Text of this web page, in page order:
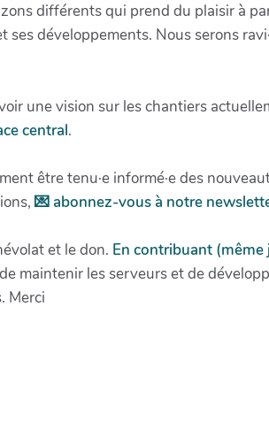
différents qui prend du plaisir à
ses développements. Nous serons
une vision sur les chantiers
central.
être tenu·e informé·e des
💌 abonnez-vous à notre
et le don. En contribuant (même
maintenir les serveurs et de
Merci